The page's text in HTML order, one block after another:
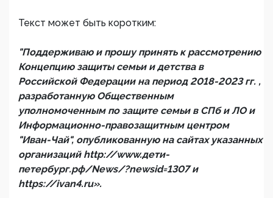
Текст может быть коротким:
"Поддерживаю и прошу принять к рассмотрению
Концепцию защиты семьи и детства в
Российской Федерации на период 2018-2023 гг. ,
разработанную Общественным
уполномоченным по защите семьи в СПб и ЛО и
Информационно-правозащитным центром
"Иван-Чай", опубликованную на сайтах указанных
организаций http://www.дети-
петербург.рф/News/?newsid=1307 и
https://ivan4.ru».